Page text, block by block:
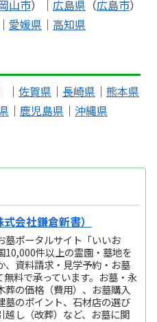
山市）｜ 広島県 （広島市）
｜ 愛媛県 ｜ 高知県
｜ 佐賀県 ｜ 長崎県 ｜ 熊本県
｜ 鹿児島県 ｜ 沖縄県
会社鎌倉新書）
墓ポータルサイト「いいお
10,000件以上の霊園・墓地を
、資料請求・見学予約・お墓
無料で承っています。お墓・永
葬の価格（費用）、お墓購入
墓のポイント、石材店の選び
越し（改葬）など、お墓に関